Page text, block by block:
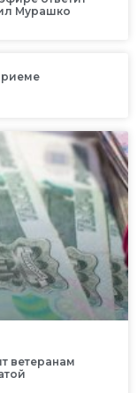
Мурашко
ветеранам